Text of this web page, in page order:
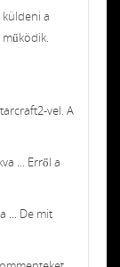
küldeni a
vel. A
... Erről a
... De mit